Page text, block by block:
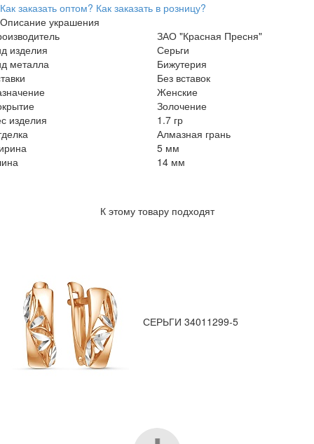
Как заказать оптом? Как заказать в розницу?
Описание украшения
ЗАО "Красная Пресня"
изделия
Серьги
металла
Бижутерия
Без вставок
Женские
Золочение
изделия
1.7 гр
Алмазная грань
5 мм
14 мм
К этому товару подходят
СЕРЬГИ 34011299-5